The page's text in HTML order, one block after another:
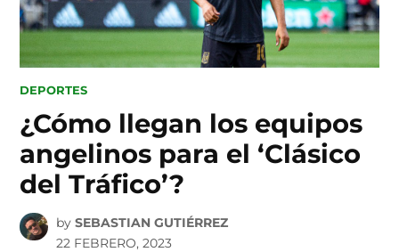
POSTED
DEPORTES
¿Cómo llegan los equipos
angelinos para el ‘Clásico
del Tráfico’?
by SEBASTIAN GUTIÉRREZ
22 FEBRERO, 2023